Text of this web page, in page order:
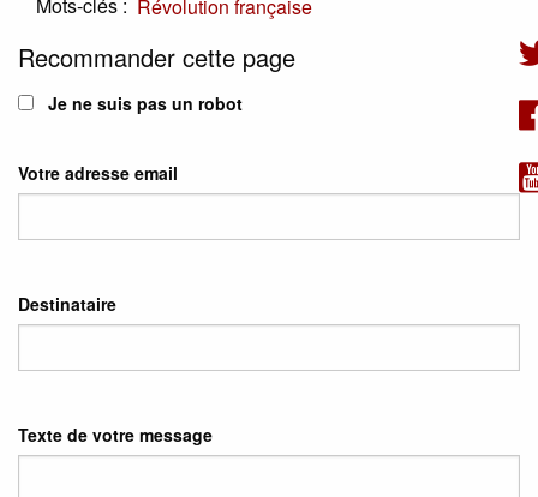
Révolution française
Recommander cette page
Je ne suis pas un robot
Votre adresse email
Destinataire
Texte de votre message